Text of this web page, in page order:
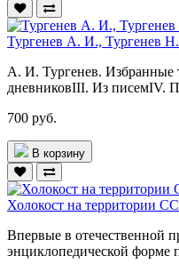
Тургенев А. И., Тургенев
А. И. Тургенев. Избранные
дневниковIII. Из писемIV.
700 руб.
В корзину
Холокост на территории
Впервые в отечественной
энциклопедической форме